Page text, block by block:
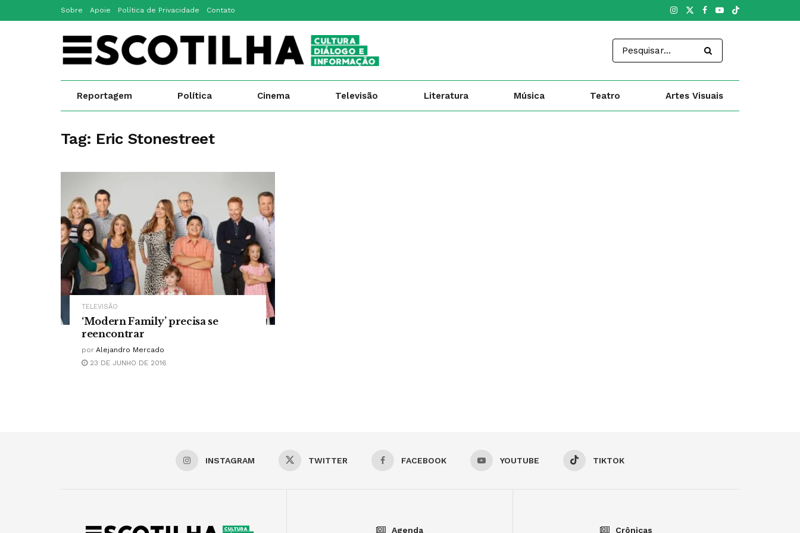
Sobre Apoie Política de Privacidade Contato
Reportagem Política Cinema Televisão Literatura Música Teatro Artes Visuais
Tag: Eric Stonestreet
TELEVISÃO
‘Modern Family’ precisa se
reencontrar
por Alejandro Mercado
23 DE JUNHO DE 2016
INSTAGRAM TWITTER FACEBOOK YOUTUBE TIKTOK
Agenda Crônicas